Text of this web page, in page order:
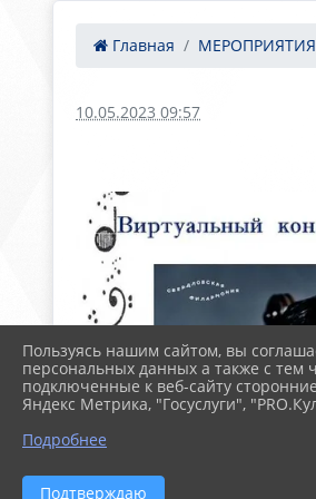
Главная МЕРОПРИЯТИЯ
10.05.2023 09:57
Пользуясь нашим сайтом, вы
персональных данных а также с тем
подключенные к веб-сайту
Яндекс Метрика, "Госуслуги",
Подробнее
Подтверждаю